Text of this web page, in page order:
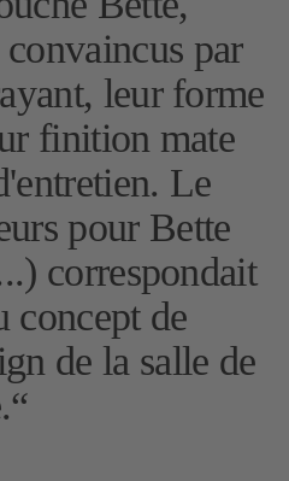
par
leur forme
finition mate
Le
pour Bette
correspondait
concept de
de la salle de